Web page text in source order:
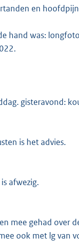
en
hand was:
gisteravond:
is het advies.
afwezig.
mee gehad over
ook met lg van